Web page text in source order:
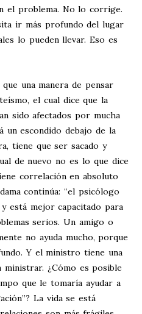
el problema. No lo corrige.
ir más profundo del lugar
lo pueden llevar. Eso es
una manera de pensar
el cual dice que la
sido afectados por mucha
un escondido debajo de la
tiene que ser sacado y
de nuevo no es lo que dice
correlación en absoluto
continúa: “el psicólogo
está mejor capacitado para
serios. Un amigo o
no ayuda mucho, porque
Y el ministro tiene una
¿Cómo es posible
que le tomaría ayudar a
La vida se está